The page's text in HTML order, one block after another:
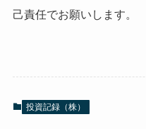
己責任でお願いします。
投資記録（株）